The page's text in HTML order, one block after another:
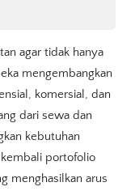
agar tidak hanya
mengembangkan
komersial, dan
dari sewa dan
kebutuhan
portofolio
menghasilkan arus